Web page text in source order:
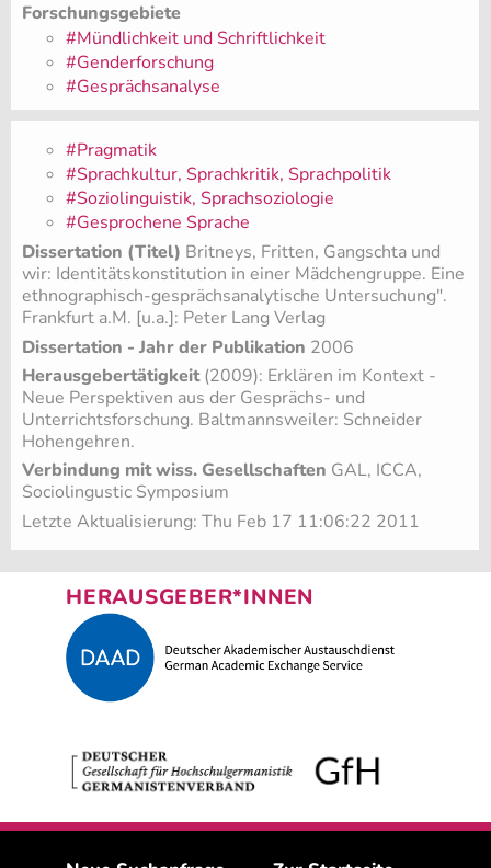
Forschungsgebiete
#Mündlichkeit und Schriftlichkeit
#Genderforschung
#Gesprächsanalyse
#Pragmatik
#Sprachkultur, Sprachkritik, Sprachpolitik
#Soziolinguistik, Sprachsoziologie
#Gesprochene Sprache
Dissertation (Titel) Britneys, Fritten, Gangschta und
wir: Identitätskonstitution in einer Mädchengruppe. Eine
ethnographisch-gesprächsanalytische Untersuchung".
Frankfurt a.M. [u.a.]: Peter Lang Verlag
Dissertation - Jahr der Publikation 2006
Herausgebertätigkeit(2009): Erklären im Kontext -
Neue Perspektiven aus der Gesprächs- und
Unterrichtsforschung. Baltmannsweiler: Schneider
Hohengehren.
Verbindung mit wiss. Gesellschaften GAL, ICCA,
Sociolingustic Symposium
Letzte Aktualisierung: Thu Feb 17 11:06:22 2011
HERAUSGEBER*INNEN